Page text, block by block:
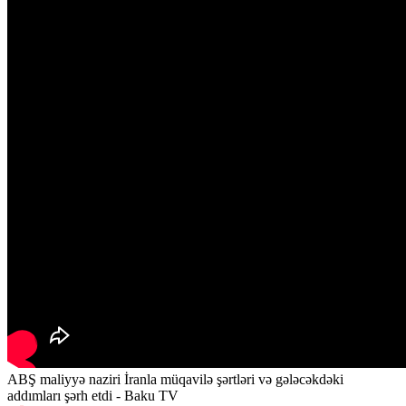
ABŞ maliyyə naziri İranla müqavilə şərtləri və gələcəkdəki
addımları şərh etdi - Baku TV